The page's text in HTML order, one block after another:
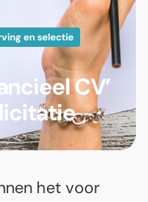
en selectie
CV’
het voor